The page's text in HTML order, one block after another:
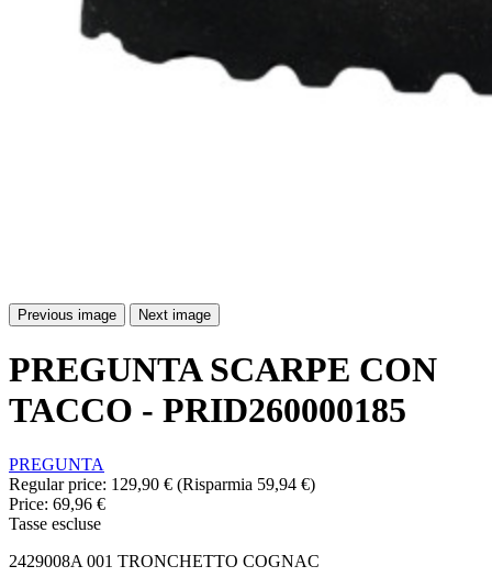
Previous image Next image
PREGUNTA SCARPE CON
TACCO - PRID260000185
PREGUNTA
Regular price: 129,90 € (Risparmia 59,94 €)
Price: 69,96 €
Tasse escluse
2429008A 001 TRONCHETTO COGNAC